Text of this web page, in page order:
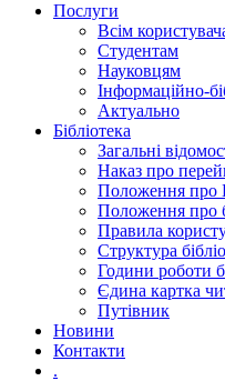
Послуги
Всім
Студентам
Науковцям
Інформаційно-
Актуально
Бібліотека
Загальні
Наказ про
Положення про
Положення про
Правила
Структура
Години роботи
Єдина картка
Путівник
Новини
Контакти
.